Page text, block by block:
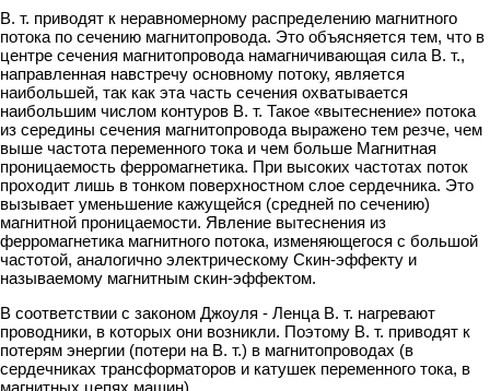
В. т. приводят к неравномерному распределению магнитного
потока по сечению магнитопровода. Это объясняется тем, что в
центре сечения магнитопровода намагничивающая сила В. т.,
направленная навстречу основному потоку, является
наибольшей, так как эта часть сечения охватывается
наибольшим числом контуров В. т. Такое «вытеснение» потока
из середины сечения магнитопровода выражено тем резче, чем
выше частота переменного тока и чем больше Магнитная
проницаемость ферромагнетика. При высоких частотах поток
проходит лишь в тонком поверхностном слое сердечника. Это
вызывает уменьшение кажущейся (средней по сечению)
магнитной проницаемости. Явление вытеснения из
ферромагнетика магнитного потока, изменяющегося с большой
частотой, аналогично электрическому Скин-эффекту и
называемому магнитным скин-эффектом.
В соответствии с законом Джоуля - Ленца В. т. нагревают
проводники, в которых они возникли. Поэтому В. т. приводят к
потерям энергии (потери на В. т.) в магнитопроводах (в
сердечниках трансформаторов и катушек переменного тока, в
магнитных цепях машин).